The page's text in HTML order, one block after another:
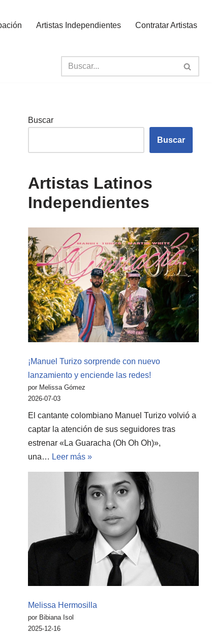
Artistas Independientes Contratar Artistas
Buscar
Buscar
Artistas Latinos
Independientes
¡Manuel Turizo sorprende con nuevo
lanzamiento y enciende las redes!
por Melissa Gómez
2026-07-03
El cantante colombiano Manuel Turizo volvió a
captar la atención de sus seguidores tras
estrenar «La Guaracha (Oh Oh Oh)»,
una… Leer más »
Melissa Hermosilla
por Bibiana Isol
2025-12-16